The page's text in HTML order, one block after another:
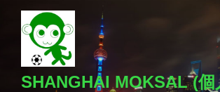
SHANGHAI MOKSAL (個